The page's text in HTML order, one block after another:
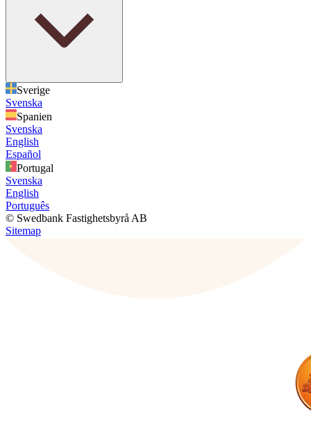
Sverige
Svenska
Spanien
Svenska
English
Español
Portugal
Svenska
English
Português
© Swedbank Fastighetsbyrå AB
Sitemap